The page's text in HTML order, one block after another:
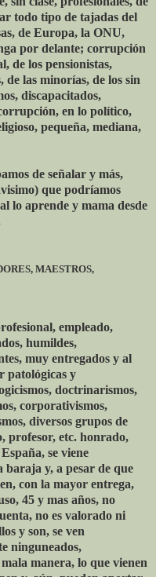
todo tipo de tajadas del
de Europa, la ONU,
por delante; corrupción
de los pensionistas,
de las minorías, de los sin
discapacitados,
en lo político,
pequeña, mediana,
de señalar y más,
que podríamos
lo aprende y mama desde
MAESTROS,
empleado,
humildes,
muy entregados y al
patológicas y
doctrinarismos,
corporativismos,
diversos grupos de
profesor, etc. honrado,
se viene
y, a pesar de que
con la mayor entrega,
45 y mas años, no
no es valorado ni
y son, se ven
ninguneados,
manera, lo que vienen